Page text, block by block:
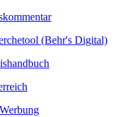
(Behr's Digital)